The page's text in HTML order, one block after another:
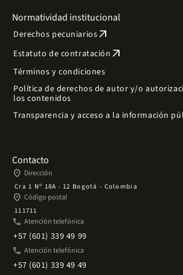
Normatividad institucional
Derechos pecuniariosarrow_outward
Estatuto de contratación arrow_outward
Términos y condiciones
Política de derechos de autor y/o
los contenidos
Transparencia y acceso a la información
Contacto
place Dirección
Cra 1 Nº 18A - 12 Bogotá - Colombia
place Código postal
111711
phone Atención telefónica
+57 (601) 339 49 99
phone Atención telefónica
+57 (601) 339 49 49